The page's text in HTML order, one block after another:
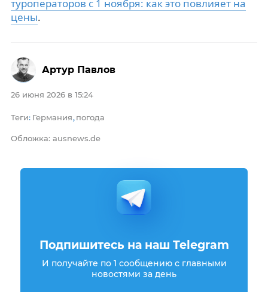
туроператоров с 1 ноября: как это повлияет на
цены.
26 июня 2026 в 15:24
Теги: Германия, погода
Обложка: ausnews.de
Артур Павлов
Подпишитесь на наш Telegram
И получайте по 1 сообщению с главными
новостями за день